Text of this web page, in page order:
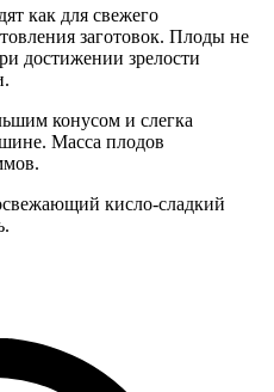
как для свежего
заготовок. Плоды не
достижении зрелости
конусом и слегка
Масса плодов
кисло-сладкий